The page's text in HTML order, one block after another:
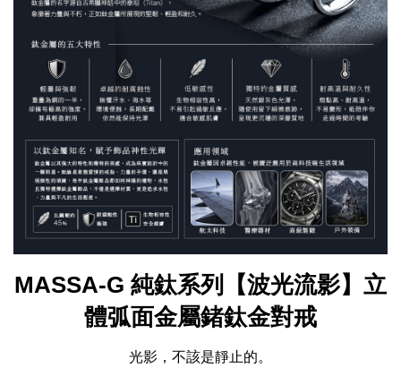
MASSA-G 純鈦系列【波光流影】立
體弧面金屬鍺鈦金對戒
光影，不該是靜止的。